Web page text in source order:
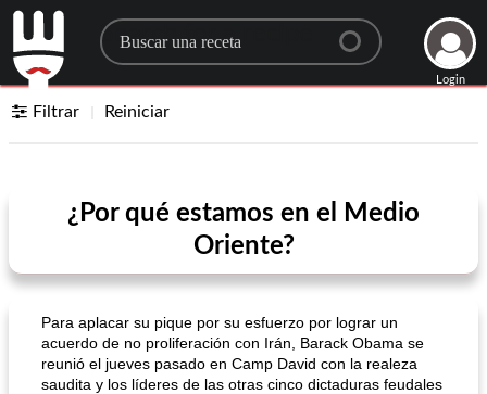
Search for a recipe
Login
Filtrar Reiniciar
¿Por qué estamos en el Medio
Oriente?
Para aplacar su pique por su esfuerzo por lograr un
acuerdo de no proliferación con Irán, Barack Obama se
reunió el jueves pasado en Camp David con la realeza
saudita y los líderes de las otras cinco dictaduras feudales